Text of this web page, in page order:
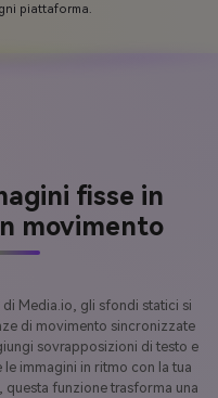
piattaforma.
fisse in
movimento
Media.io, gli sfondi statici si
di movimento sincronizzate
sovrapposizioni di testo e
immagini in ritmo con la tua
questa funzione trasforma una